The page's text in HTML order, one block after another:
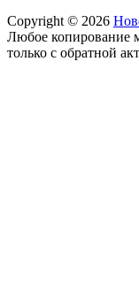
Copyright © 2026
Любое копирование
только с обратной